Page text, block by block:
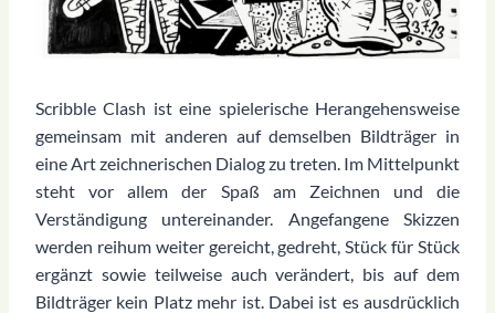
Scribble Clash ist eine spielerische Herangehensweise
gemeinsam mit anderen auf demselben Bildträger in
eine Art zeichnerischen Dialog zu treten. Im Mittelpunkt
steht vor allem der Spaß am Zeichnen und die
Verständigung untereinander. Angefangene Skizzen
werden reihum weiter gereicht, gedreht, Stück für Stück
ergänzt sowie teilweise auch verändert, bis auf dem
Bildträger kein Platz mehr ist. Dabei ist es ausdrücklich